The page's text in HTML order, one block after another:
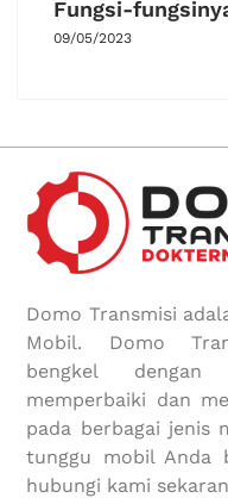
Fungsi-
09/05/2023
Domo Transmisi
Mobil. Domo
bengkel dengan
memperbaiki dan
pada berbagai jenis
tunggu mobil Anda
hubungi kami